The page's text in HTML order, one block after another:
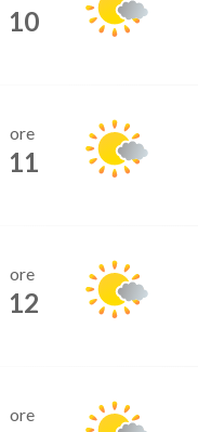
10
ore
11
ore
12
ore